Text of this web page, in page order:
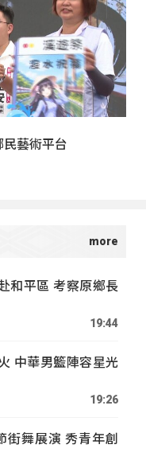
藝術平台
和平區 考察原鄉長
19:44
中華男籃陣容星光
19:26
街舞展演 秀青年創